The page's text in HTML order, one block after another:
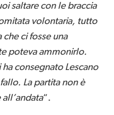
saltare con le braccia
volontaria, tutto
ci fosse una
poteva ammonirlo.
consegnato Lescano
La partita non è
“.